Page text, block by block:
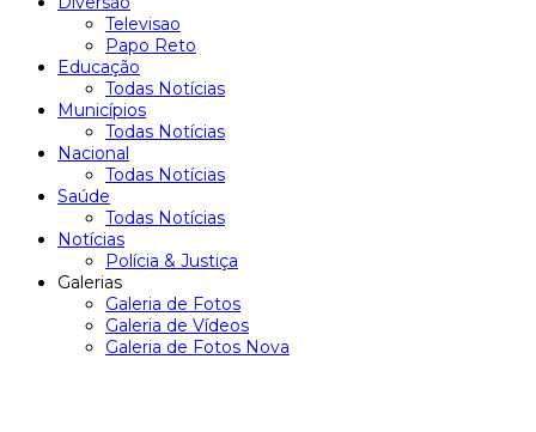
Televisao
Papo Reto
Educação
Todas Notícias
Municípios
Todas Notícias
Nacional
Todas Notícias
Saúde
Todas Notícias
Notícias
Polícia & Justiça
Galerias
Galeria de Fotos
Galeria de Vídeos
Galeria de Fotos Nova